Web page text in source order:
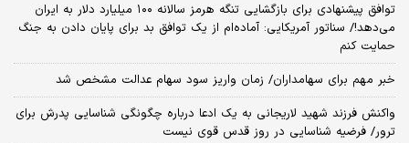
توافق پیشنهادی برای بازگشایی تنگه هرمز سالانه ۱۰۰ میلیارد دلار به ایران
می‌دهد!/ سناتور آمریکایی: آماده‌ام از یک توافق بد برای پایان دادن به جنگ
حمایت کنم
خبر مهم برای سهامداران/ زمان واریز سود سهام عدالت مشخص شد
واکنش فرزند شهید لاریجانی به یک ادعا درباره چگونگی شناسایی پدرش برای
ترور/ فرضیه شناسایی در روز قدس قوی نیست